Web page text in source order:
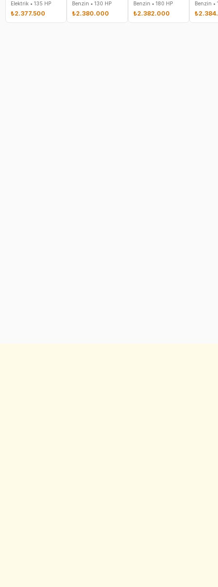
Elektrik • 135 HP
₺2.377.500
Benzin • 130 HP
₺2.380.000
Benzin • 180 HP
₺2.382.000
Benzin •